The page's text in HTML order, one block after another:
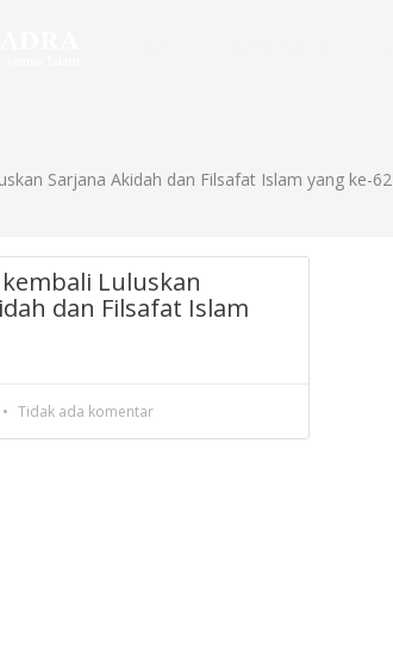
Sarjana Akidah dan Filsafat Islam yang ke-62
kembali Luluskan
dan Filsafat Islam
Tidak ada komentar